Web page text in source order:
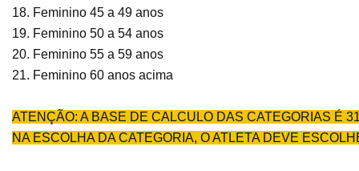
18. Feminino 45 a 49 anos
19. Feminino 50 a 54 anos
20. Feminino 55 a 59 anos
21. Feminino 60 anos acima
ATENÇÃO: A BASE DE CALCULO DAS CATEGORIAS É
NA ESCOLHA DA CATEGORIA, O ATLETA DEVE